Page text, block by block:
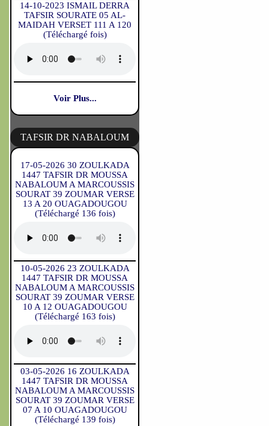
14-10-2023 ISMAIL DERRA
TAFSIR SOURATE 05 AL-
MAIDAH VERSET 111 A 120
(Téléchargé fois)
Voir Plus...
TAFSIR DR NABALOUM
17-05-2026 30 ZOULKADA
1447 TAFSIR DR MOUSSA
NABALOUM A MARCOUSSIS
SOURAT 39 ZOUMAR VERSE
13 A 20 OUAGADOUGOU
(Téléchargé 136 fois)
10-05-2026 23 ZOULKADA
1447 TAFSIR DR MOUSSA
NABALOUM A MARCOUSSIS
SOURAT 39 ZOUMAR VERSE
10 A 12 OUAGADOUGOU
(Téléchargé 163 fois)
03-05-2026 16 ZOULKADA
1447 TAFSIR DR MOUSSA
NABALOUM A MARCOUSSIS
SOURAT 39 ZOUMAR VERSE
07 A 10 OUAGADOUGOU
(Téléchargé 139 fois)